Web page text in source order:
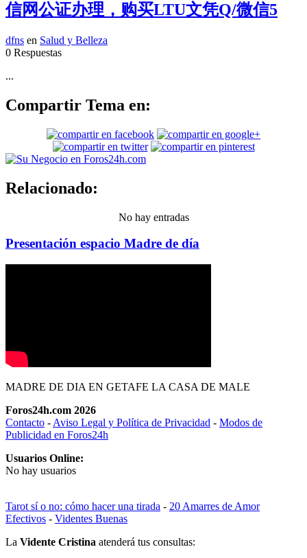
信网公证办理，购买LTU文凭Q/微信5
dfns en Salud y Belleza
0 Respuestas
...
Compartir Tema en:
Relacionado:
No hay entradas
Presentación espacio Madre de día
MADRE DE DIA EN GETAFE LA CASA DE MALE
Foros24h.com 2026
Contacto - Aviso Legal y Política de Privacidad - Modos de
Publicidad en Foros24h
Usuarios Online:
No hay usuarios
Tarot sí o no: cómo hacer una tirada - 20 Amarres de Amor
Efectivos - Videntes Buenas
La Vidente Cristina atenderá tus consultas: